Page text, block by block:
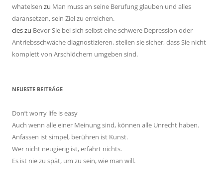
whatelsen zu Man muss an seine Berufung glauben und alles
daransetzen, sein Ziel zu erreichen.
cleszu Bevor Sie bei sich selbst eine schwere Depression oder
Antriebsschwäche diagnostizieren, stellen sie sicher, dass Sie nicht
komplett von Arschlöchern umgeben sind.
NEUESTE BEITRÄGE
Don’t worry life is easy
Auch wenn alle einer Meinung sind, können alle Unrecht haben.
Anfassen ist simpel, berühren ist Kunst.
Wer nicht neugierig ist, erfährt nichts.
Es ist nie zu spät, um zu sein, wie man will.